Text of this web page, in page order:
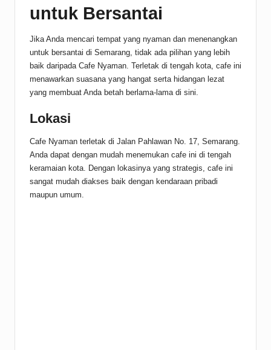
untuk Bersantai
Jika Anda mencari tempat yang nyaman dan menenangkan
untuk bersantai di Semarang, tidak ada pilihan yang lebih
baik daripada Cafe Nyaman. Terletak di tengah kota, cafe ini
menawarkan suasana yang hangat serta hidangan lezat
yang membuat Anda betah berlama-lama di sini.
Lokasi
Cafe Nyaman terletak di Jalan Pahlawan No. 17, Semarang.
Anda dapat dengan mudah menemukan cafe ini di tengah
keramaian kota. Dengan lokasinya yang strategis, cafe ini
sangat mudah diakses baik dengan kendaraan pribadi
maupun umum.